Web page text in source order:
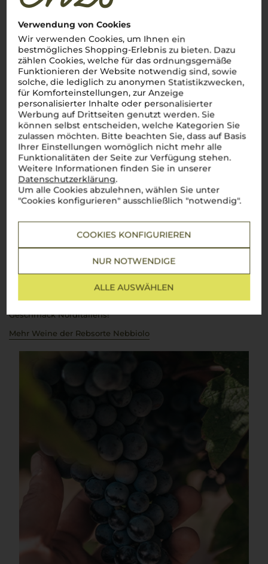
Verwendung von Cookies
Wir verwenden Cookies, um Ihnen ein
bestmögliches Shopping-Erlebnis zu bieten. Dazu
zählen Cookies, welche für das ordnungsgemäße
Funktionieren der Website notwendig sind, sowie
solche, die lediglich zu anonymen Statistikzwecken,
für Komforteinstellungen, zur Anzeige
personalisierter Inhalte oder personalisierter
Werbung auf Drittseiten genutzt werden. Sie
können selbst entscheiden, welche Kategorien Sie
zulassen möchten. Bitte beachten Sie, dass auf Basis
Ihrer Einstellungen womöglich nicht mehr alle
Funktionalitäten der Seite zur Verfügung stehen.
Weitere Informationen finden Sie in unserer
Datenschutzerklärung.
Um alle Cookies abzulehnen, wählen Sie unter
"Cookies konfigurieren" ausschließlich "notwendig".
COOKIES KONFIGURIEREN
NUR NOTWENDIGE
ALLE AUSWÄHLEN
Über die Rebsorte
Nebbiolo
Der König der Piemonteser Weine
Nebbiolo– die edle Rebsorte desPiemontsteht für
vielschichtigen Aromen von Rosen, Teer und reifen Früchten,
samtigentanniniund einer beeindruckenden Langlebigkeit,
zählt er zu den wertvollsten Schätzen Italiens. Die berühmten
und Barbaresco, beide aus dieser Rebsorte
gekeltert, entfalten am Gaumen ein unvergleichliches Aroma
und passen perfekt zu den traditionellen Gerichten der
Geschmack Norditaliens!
Mehr Weine der Rebsorte Nebbiolo